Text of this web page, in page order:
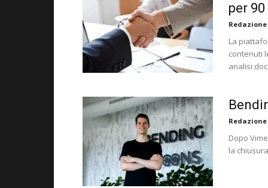
per
La
contenuti
analisi
Dopo
la